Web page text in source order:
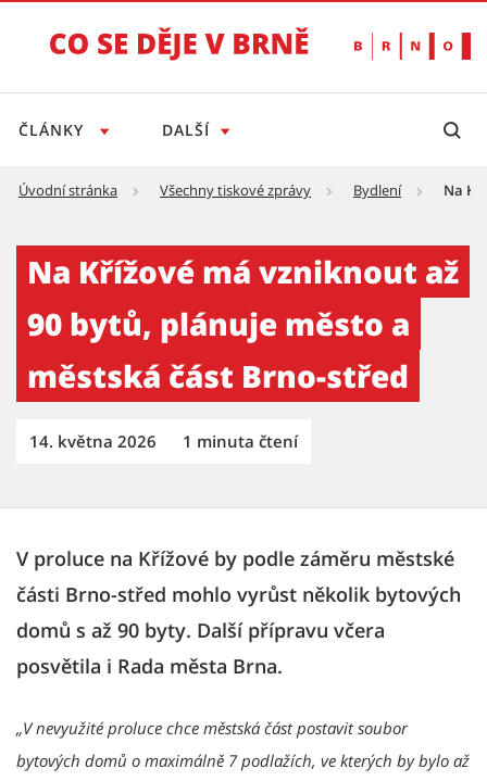
ČLÁNKY DALŠÍ
Úvodní stránka Všechny tiskové zprávy Bydlení Na
Na Křížové má vzniknout až
90 bytů, plánuje město a
městská část Brno-střed
14. května 2026 1 minuta čtení
V proluce na Křížové by podle záměru městské
části Brno-střed mohlo vyrůst několik bytových
domů s až 90 byty. Další přípravu včera
posvětila i Rada města Brna.
„V nevyužité proluce chce městská část postavit soubor
bytových domů o maximálně 7 podlažích, ve kterých by bylo až